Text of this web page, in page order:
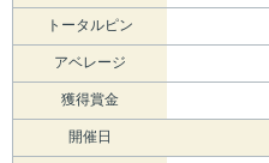
トータルピン
アベレージ
獲得賞金
開催日